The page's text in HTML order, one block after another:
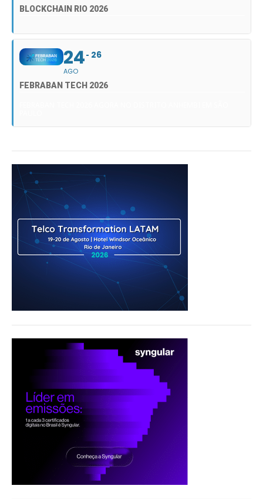
BLOCKCHAIN RIO 2026
24
AGO
26
FEBRABAN TECH 2026